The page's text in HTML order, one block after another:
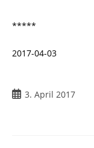
*****
2017-04-03
3. April 2017